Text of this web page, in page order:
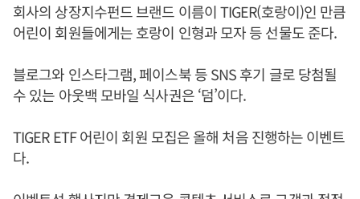
회사의 상장지수펀드 브랜드 이름이 TIGER(호랑이)인 만큼
어린이 회원들에게는 호랑이 인형과 모자 등 선물도 준다.
블로그와 인스타그램, 페이스북 등 SNS 후기 글로 당첨될
수 있는 아웃백 모바일 식사권은 ‘덤’이다.
TIGER ETF 어린이 회원 모집은 올해 처음 진행하는 이벤트
다.